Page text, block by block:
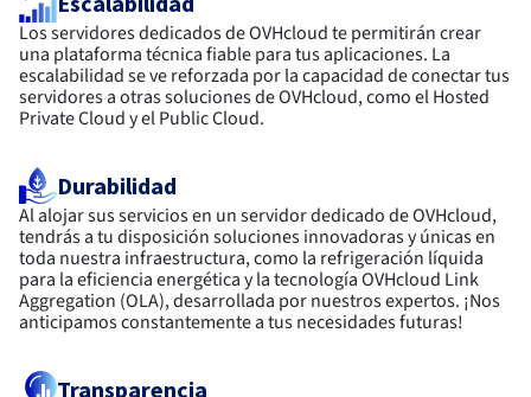
Los servidores dedicados de OVHcloud te permitirán crear
una plataforma técnica fiable para tus aplicaciones. La
escalabilidad se ve reforzada por la capacidad de conectar tus
servidores a otras soluciones de OVHcloud, como el Hosted
Private Cloud y el Public Cloud.
Durabilidad
Al alojar sus servicios en un servidor dedicado de OVHcloud,
tendrás a tu disposición soluciones innovadoras y únicas en
toda nuestra infraestructura, como la refrigeración líquida
para la eficiencia energética y la tecnología OVHcloud Link
Aggregation (OLA), desarrollada por nuestros expertos. ¡Nos
anticipamos constantemente a tus necesidades futuras!
Transparencia